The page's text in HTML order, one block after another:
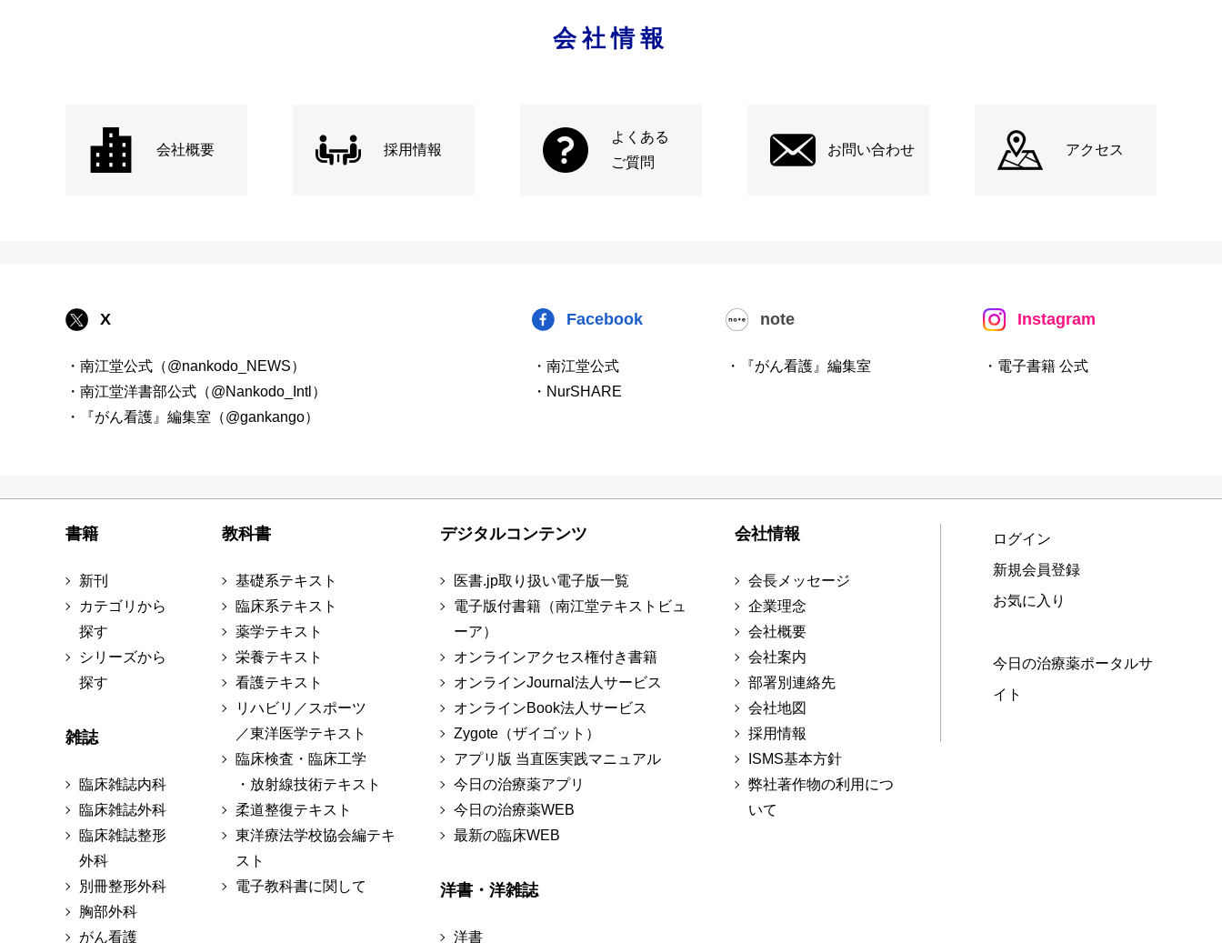
会社情報
会社概要 採用情報
よくある
ご質問
お問い合わせ アクセス
X
・南江堂公式（@nankodo_NEWS）
・南江堂洋書部公式（@Nankodo_Intl）
・『がん看護』編集室（@gankango）
Facebook
・南江堂公式
・NurSHARE
note
・『がん看護』編集室
Instagram
・電子書籍 公式
書籍
新刊
カテゴリから
探す
シリーズから
探す
雑誌
臨床雑誌内科
臨床雑誌外科
臨床雑誌整形
外科
別冊整形外科
胸部外科
がん看護
教科書
基礎系テキスト
臨床系テキスト
薬学テキスト
栄養テキスト
看護テキスト
リハビリ／スポーツ
／東洋医学テキスト
臨床検査・臨床工学
・放射線技術テキスト
柔道整復テキスト
東洋療法学校協会編テキ
スト
電子教科書に関して
デジタルコンテンツ
医書.jp取り扱い電子版一覧
電子版付書籍（南江堂テキストビュ
ーア）
オンラインアクセス権付き書籍
オンラインJournal法人サービス
オンラインBook法人サービス
Zygote（ザイゴット）
アプリ版 当直医実践マニュアル
今日の治療薬アプリ
今日の治療薬WEB
最新の臨床WEB
洋書・洋雑誌
洋書
会社情報
会長メッセージ
企業理念
会社概要
会社案内
部署別連絡先
会社地図
採用情報
ISMS基本方針
弊社著作物の利用につ
いて
ログイン
新規会員登録
お気に入り
今日の治療薬ポータルサ
イト